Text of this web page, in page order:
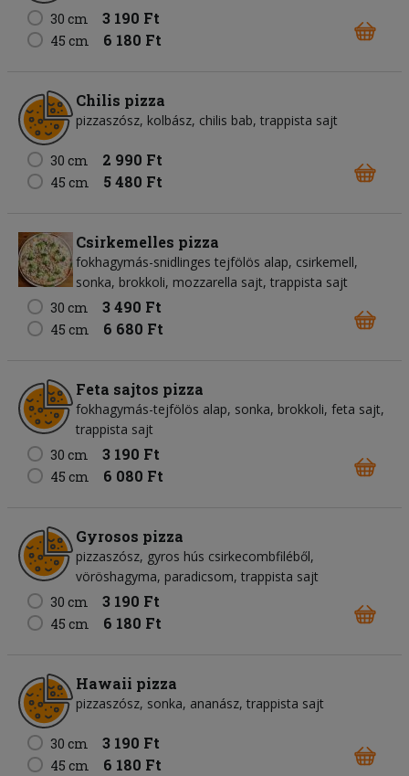
30 cm 3 190 Ft
45 cm 6 180 Ft
Chilis pizza
pizzaszósz, kolbász, chilis bab, trappista sajt
30 cm 2 990 Ft
45 cm 5 480 Ft
Csirkemelles pizza
fokhagymás-snidlinges tejfölös alap, csirkemell,
sonka, brokkoli, mozzarella sajt, trappista sajt
30 cm
3 490 Ft
45 cm 6 680 Ft
Feta sajtos pizza
fokhagymás-tejfölös alap, sonka, brokkoli, feta sajt,
trappista sajt
30 cm
3 190 Ft
45 cm 6 080 Ft
Gyrosos pizza
pizzaszósz, gyros hús csirkecombfiléből,
vöröshagyma, paradicsom, trappista sajt
30 cm
3 190 Ft
45 cm 6 180 Ft
Hawaii pizza
pizzaszósz, sonka, ananász, trappista sajt
30 cm 3 190 Ft
45 cm 6 180 Ft